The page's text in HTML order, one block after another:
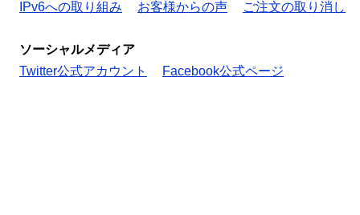
IPv6への取り組み
お客様からの声 ご注文の取り消し
ソーシャルメディア
Twitter公式アカウント
Facebook公式ページ